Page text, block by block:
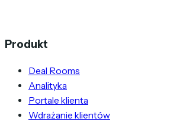
Produkt
Deal Rooms
Analityka
Portale klienta
Wdrażanie klientów